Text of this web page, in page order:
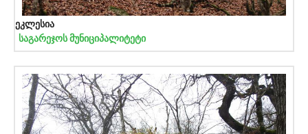
ეკლესია
საგარეჯოს მუნიციპალიტეტი